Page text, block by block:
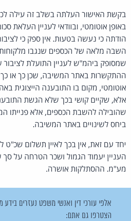
בקשת האישור העלתה בשלב זה עילה
באופן אוטומטי, ובוודאי לעניין העלאת
הודתה כי נעשה בטעות. אין ספק כי
השבה מלאה של הכספים שנגבו
שמסופק ביהמ"ש לעניין התועלת
ההתקשרות באתר המשיבה, שכן כך או כך
אוטומטי, מקום בו התובענה הייצוגית
אלא, שקיים קושי בכך שלא הגשת
שהובילה להשבת הכספים, אלא פנייתו
ביחס לשינויים באתר המשיבה.
יחד עם זאת, אין בכך לאיין תשלום שכ"ט
מע"מ. ההסתלקות אושרה.
אלפי עורכי דין ואנשי משפט נעזרים בידע
הצטרפו גם אתם: